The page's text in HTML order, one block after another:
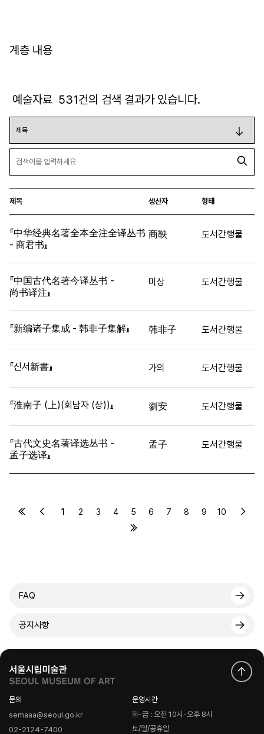
계층 내용
예술자료 531건의 검색 결과가 있습니다.
제목 생산자 형태
『中华经典名著全本全注全译丛书
- 商君书』
商鞅 도서간행물
『中国古代名著今译丛书 -
尚书译注』
미상 도서간행물
『新编诸子集成 - 韩非子集解』 韩非子 도서간행물
『신서新書』 가의 도서간행물
『淮南子 (上)(회남자 (상))』 劉安 도서간행물
『古代文史名著译选丛书 -
孟子选译』
孟子 도서간행물
1 2 3 4 5 6 7 8 9 10
FAQ
공지사항
문의
semaaa@seoul.go.kr
02-2124-7400
운영시간
화-금 : 오전 10시-오후 8시
토/일/공휴일